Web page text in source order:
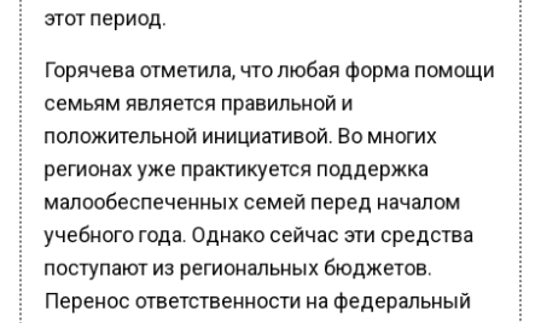
этот период.
Горячева отметила, что любая форма помощи
семьям является правильной и
положительной инициативой. Во многих
регионах уже практикуется поддержка
малообеспеченных семей перед началом
учебного года. Однако сейчас эти средства
поступают из региональных бюджетов.
Перенос ответственности на федеральный